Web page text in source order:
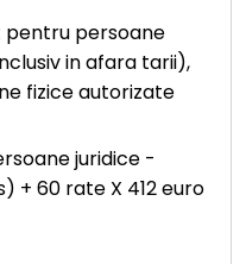
persoane
in afara tarii),
fizice autorizate
juridice -
+ 60 rate X 412 euro